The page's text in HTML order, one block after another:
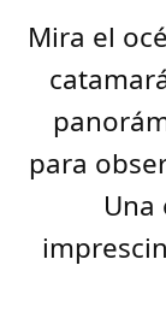
Mira el
para
Una